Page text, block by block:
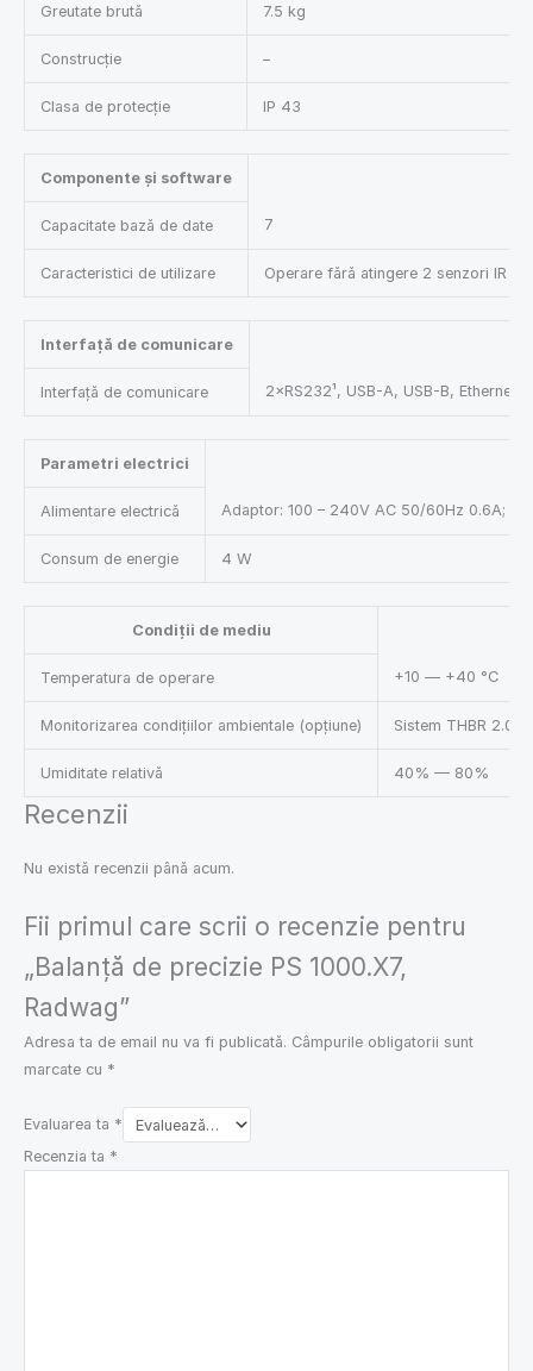
Greutate brută 7.5 kg
Construcție –
Clasa de protecție IP 43
Componente și software
Capacitate bază de date 7
Caracteristici de utilizare Operare fără atingere 2 senzori IR
Interfață de comunicare
Interfață de comunicare 2×RS232¹, USB-A, USB-B, Ethernet,
Parametri electrici
Alimentare electrică Adaptor: 100 – 240V AC 50/60Hz 0.6A;
Consum de energie 4 W
Condiții de mediu
Temperatura de operare +10 — +40 °C
Monitorizarea condițiilor ambientale (opțiune) Sistem THBR 2.0,
Umiditate relativă 40% — 80%
Recenzii
Nu există recenzii până acum.
Fii primul care scrii o recenzie pentru
„Balanță de precizie PS 1000.X7,
Radwag”
Adresa ta de email nu va fi publicată. Câmpurile obligatorii sunt
marcate cu *
Evaluarea ta *
Recenzia ta *